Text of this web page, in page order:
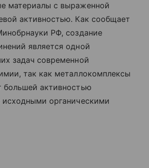
материалы с выраженной
активностью. Как сообщает
РФ, создание
является одной
задач современной
так как металлокомплексы
большей активностью
органическими